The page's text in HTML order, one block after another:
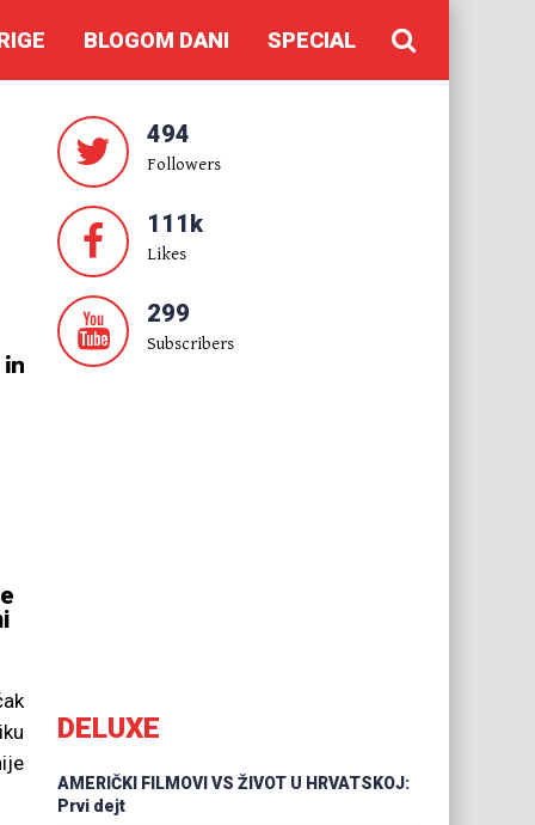
BLOGOM DANI SPECIAL
494
Followers
111k
Likes
299
Subscribers
DELUXE
AMERIČKI FILMOVI VS ŽIVOT U HRVATSKOJ:
Prvi dejt